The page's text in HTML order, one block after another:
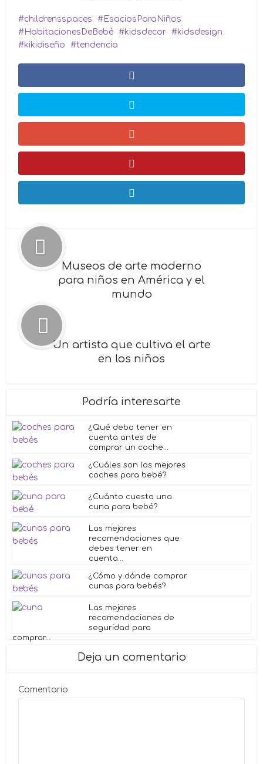
childrensspaces
EsaciosParaNiños
HabitacionesDeBebé
kidsdecor
kidsdesign
kikidiseño
tendencia
Museos de arte moderno
para niños en América y el
mundo
Un artista que cultiva el arte
en los niños
Podría interesarte
¿Qué debo tener en
cuenta antes de
comprar un coche...
¿Cuáles son los mejores
coches para bebé?
¿Cuánto cuesta una
cuna para bebé?
Las mejores
recomendaciones que
debes tener en
cuenta...
¿Cómo y dónde comprar
cunas para bebés?
Las mejores
recomendaciones de
seguridad para
comprar...
Deja un comentario
Comentario